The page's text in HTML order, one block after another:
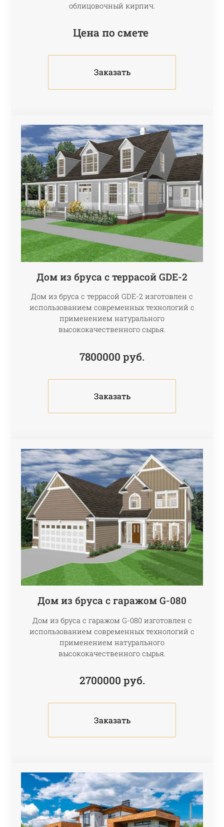
облицовочный кирпич.
Цена по смете
Заказать
Дом из бруса с террасой GDE-2
Дом из бруса с террасой GDE-2 изготовлен с
использованием современных технологий с
применением натурального
высококачественного сырья.
7800000 руб.
Заказать
Дом из бруса с гаражом G-080
Дом из бруса с гаражом G-080 изготовлен с
использованием современных технологий с
применением натурального
высококачественного сырья.
2700000 руб.
Заказать